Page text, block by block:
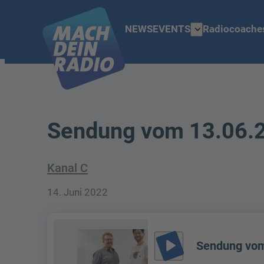
NEWSEVENTS expand_more
Sendung vom
Kanal C
14. Juni 2022
play_arrow Sendung